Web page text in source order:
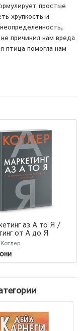
простые
хрупкость и
причинил нам вреда
птица помогла нам
аз А то Я /
от А до Я